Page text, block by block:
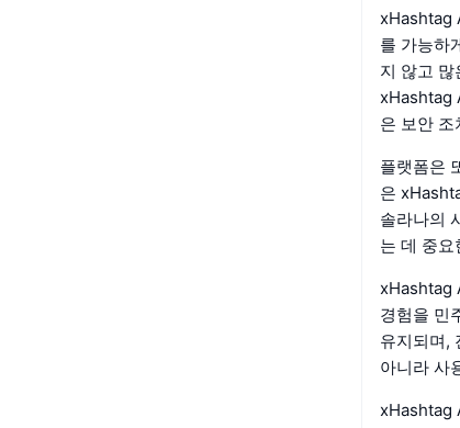
xHashtag
를 가능하
지 않고
xHashtag
은 보안
플랫폼은
은
솔라나의
는 데 중요
xHashtag
경험을 민
유지되며,
아니라 사
xHashtag